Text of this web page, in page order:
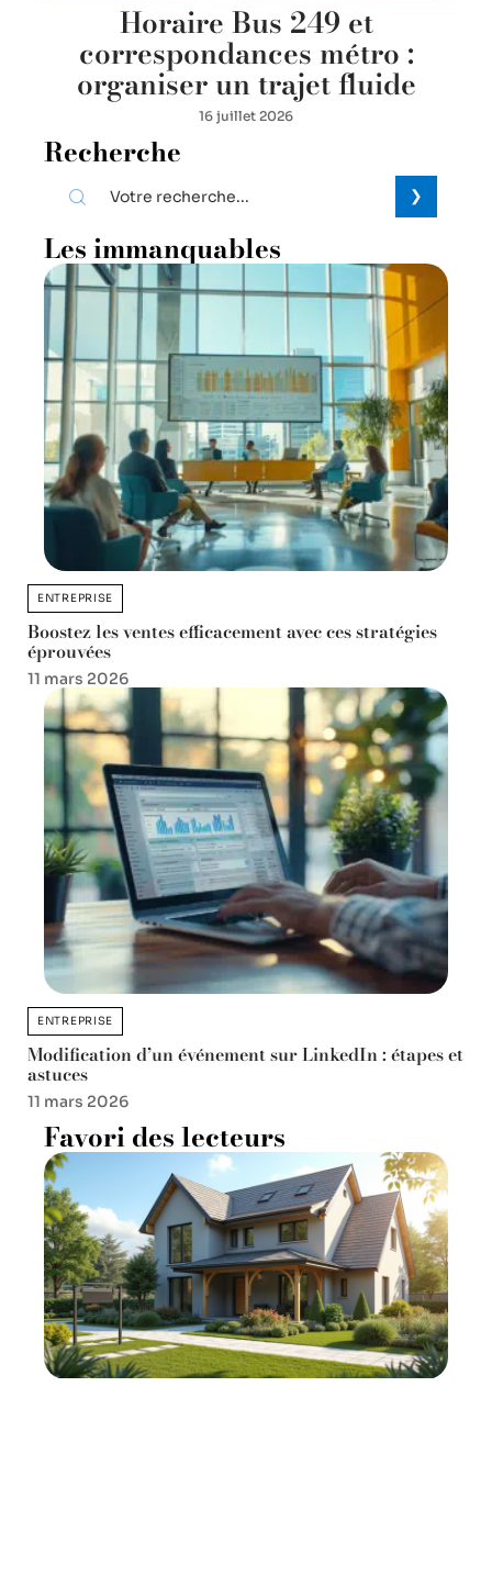
Horaire Bus 249 et
correspondances métro :
organiser un trajet fluide
16 juillet 2026
Recherche
Les immanquables
ENTREPRISE
Boostez les ventes efficacement avec ces stratégies
éprouvées
11 mars 2026
ENTREPRISE
Modification d’un événement sur LinkedIn : étapes et
astuces
11 mars 2026
Favori des lecteurs